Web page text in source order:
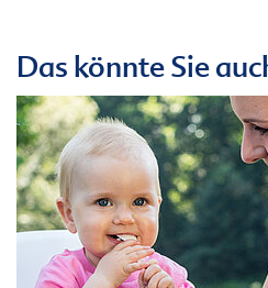
Das könnte Sie